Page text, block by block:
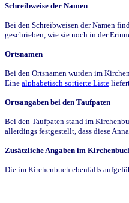
Schreibweise der Namen
Bei den Schreibweisen der Namen
geschrieben, wie sie noch in der
Ortsnamen
Bei den Ortsnamen wurden im
Eine alphabetisch sortierte Liste
Ortsangaben bei den Taufpaten
Bei den Taufpaten stand im
allerdings festgestellt, dass diese
Zusätzliche Angaben im
Die im Kirchenbuch ebenfalls